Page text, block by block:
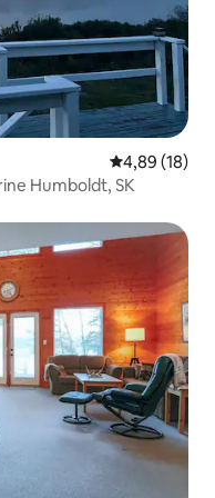
Note
4,89 (18)
Chalet Wolverine sur le lac Wolverine Humboldt, SK